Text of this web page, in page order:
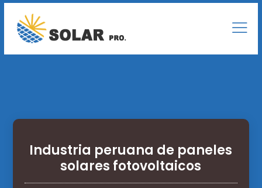
Industria peruana de paneles
solares fotovoltaicos